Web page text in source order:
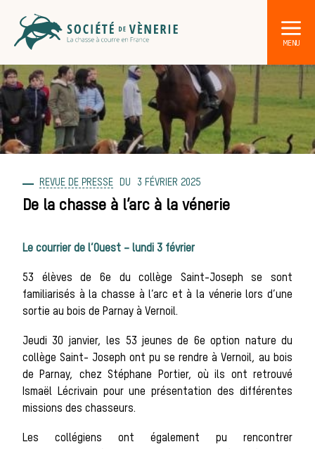
DÉCOUVRIR LA CHASSE À COURRE
Les acteurs de la vènerie
Les animaux
sauvages
Les chiens de
meute
REVUE DE PRESSE 3 FÉVRIER 2025
De la chasse à l’arc à la vénerie
Le courrier de l’Ouest – lundi 3 février
53 élèves de 6e du collège Saint-Joseph se sont
familiarisés à la chasse à l’arc et à la vénerie lors d’une
sortie au bois de Parnay à Vernoil.
Jeudi 30 janvier, les 53 jeunes de 6e option nature du
collège Saint- Joseph ont pu se rendre à Vernoil, au bois
de Parnay, chez Stéphane Portier, où ils ont retrouvé
Ismaël Lécrivain pour une présentation des différentes
missions des chasseurs.
Les collégiens ont également pu rencontrer